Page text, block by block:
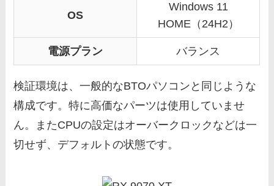
OS
Windows 11
HOME（24H2）
電源プラン バランス
検証環境は、一般的なBTOパソコンと同じような
構成です。特に高価なパーツは使用していませ
ん。またCPUの設定はオーバークロックなどは一
切せず、デフォルトの状態です。